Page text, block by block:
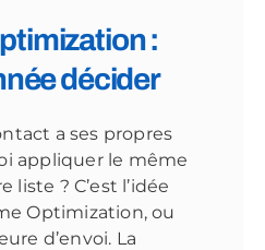
:
décider
a ses propres
appliquer le même
liste ? C’est l’idée
Optimization, ou
d’envoi. La